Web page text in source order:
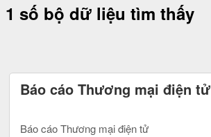
1 số bộ dữ liệu tìm thấy
Báo cáo Thương mại điện tử
Báo cáo Thương mại điện tử